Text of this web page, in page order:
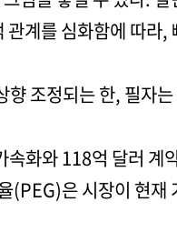
계를 심화함에 따라,
조정되는 한, 필자
화와 118억 달러 계
은 시장이 현재